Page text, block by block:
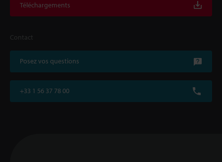
Téléchargements
Contact
Posez vos questions
+33 1 56 37 78 00